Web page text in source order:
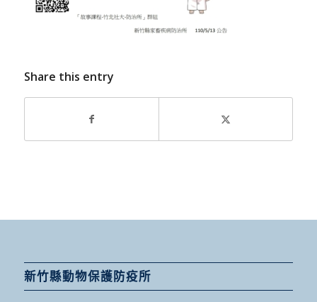
Share this entry
新竹縣動物保護防疫所